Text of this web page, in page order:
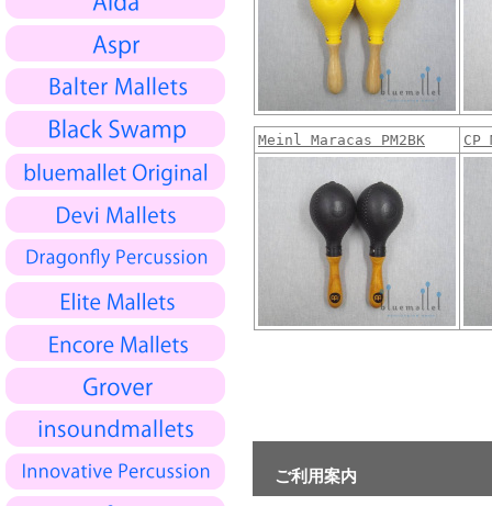
Meinl Maracas PM2BK CP
ご利用案内